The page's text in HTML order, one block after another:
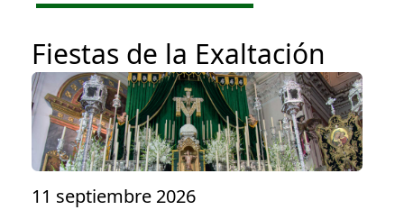
Sra.
del
Rosario
Fiestas de la Exaltación
11 septiembre 2026